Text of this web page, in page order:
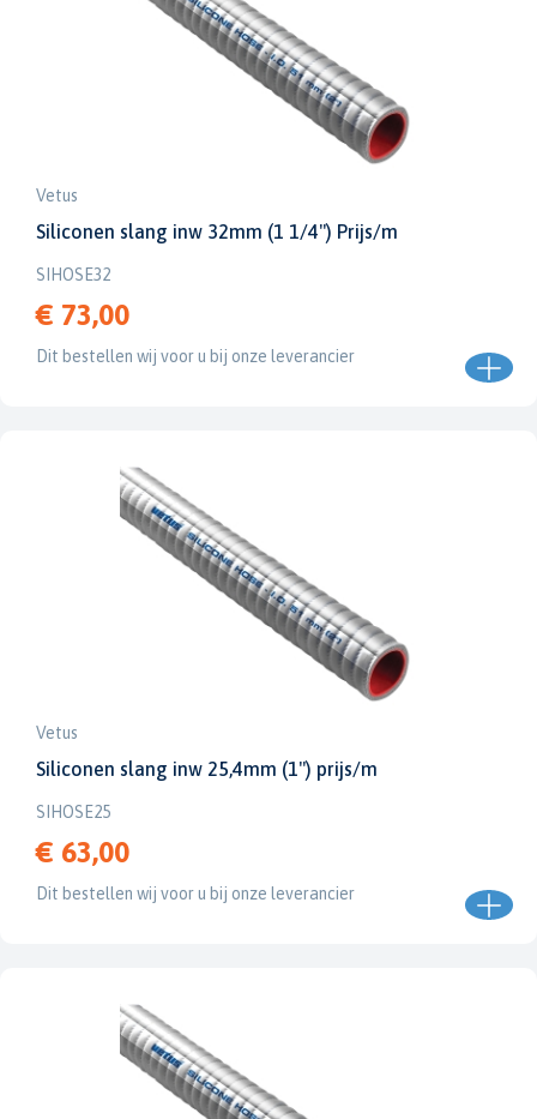
Vetus
Siliconen slang inw 32mm (1 1/4") Prijs/m
SIHOSE32
€ 73,00
Dit bestellen wij voor u bij onze leverancier
Vetus
Siliconen slang inw 25,4mm (1") prijs/m
SIHOSE25
€ 63,00
Dit bestellen wij voor u bij onze leverancier